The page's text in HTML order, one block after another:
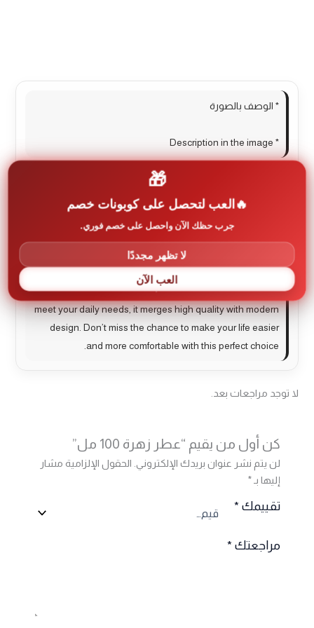
* الوصف بالصورة
* Description in the image
اكتشف جمال هذا المنتج الفريد الذي يجمع بين الأناقة
والوظائف المتعددة. صُمم بعناية لتلبية احتياجاتك اليومية، حيث
لتجعل حياتك أسهل وأكثر راحة مع هذا الاختيار المثالي.
Discover the beauty of this unique product that combines
elegance with multifunctionality. Carefully designed to
meet your daily needs, it merges high quality with modern
design. Don’t miss the chance to make your life easier
and more comfortable with this perfect choice.
لا توجد مراجعات بعد.
كن أول من يقيم “عطر زهرة 100 مل”
لن يتم نشر عنوان بريدك الإلكتروني. الحقول الإلزامية مشار
إليها بـ*
تقييمك *
مراجعتك *
🎁
العب لتحصل على كوبونات خصم
جرب حظك الآن واحصل على خصم فوري.
لا تظهر مجددًا
العب الآن